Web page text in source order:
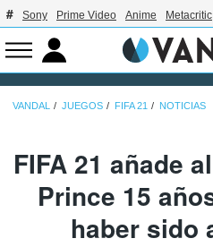
Sony Prime Video Anime Metacritic
VANDAL JUEGOS FIFA 21 NOTICIAS
FIFA 21 añade
Prince 15
haber sido